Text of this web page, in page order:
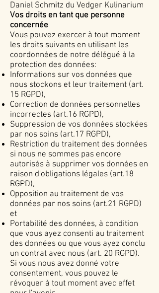
Daniel Schmitz du Vedger Kulinarium
Vos droits en tant que personne
concernée
Vous pouvez exercer à tout moment
les droits suivants en utilisant les
coordonnées de notre délégué à la
protection des données:
Informations sur vos données que
nous stockons et leur traitement (art.
15 RGPD),
Correction de données personnelles
incorrectes (art.16 RGPD),
Suppression de vos données stockées
par nos soins (art.17 RGPD),
Restriction du traitement des données
si nous ne sommes pas encore
autorisés à supprimer vos données en
raison d'obligations légales (art.18
RGPD),
Opposition au traitement de vos
données par nos soins (art.21 RGPD)
et
Portabilité des données, à condition
que vous ayez consenti au traitement
des données ou que vous ayez conclu
un contrat avec nous (art. 20 RGPD).
Si vous nous avez donné votre
consentement, vous pouvez le
révoquer à tout moment avec effet